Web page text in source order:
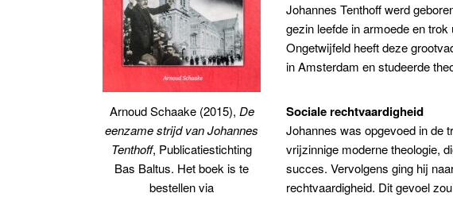
Arnoud Schaake (2015), De
eenzame strijd van Johannes
Tenthoff, Publicatiestichting
Bas Baltus. Het boek is te
bestellen via
Johannes Tenthoff werd
gezin leefde in armoede en
Ongetwijfeld heeft deze
in Amsterdam en studeerde
Sociale rechtvaardigheid
Johannes was opgevoed in de
vrijzinnige moderne theologie,
succes. Vervolgens ging hij
rechtvaardigheid. Dit gevoel